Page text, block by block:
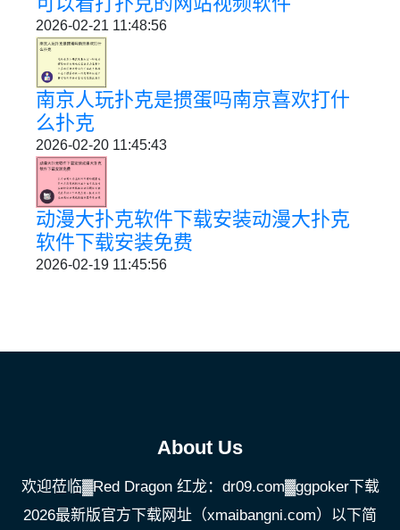
2026-02-21 11:48:56
南京人玩扑克是掼蛋吗南京喜欢打什
么扑克
2026-02-20 11:45:43
动漫大扑克软件下载安装动漫大扑克
软件下载安装免费
2026-02-19 11:45:56
About Us
欢迎莅临▓Red Dragon 红龙：dr09.com▓ggpoker下载
2026最新版官方下载网址（xmaibangni.com）以下简